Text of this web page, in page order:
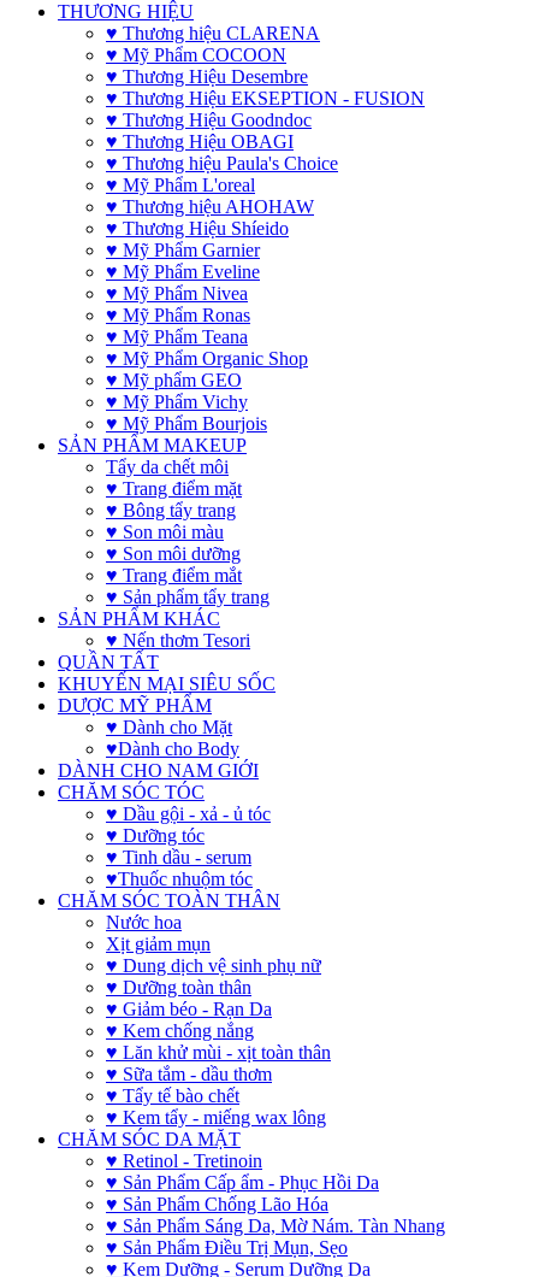
THƯƠNG HIỆU
♥ Thương hiệu CLARENA
♥ Mỹ Phẩm COCOON
♥ Thương Hiệu Desembre
♥ Thương Hiệu EKSEPTION - FUSION
♥ Thương Hiệu Goodndoc
♥ Thương Hiệu OBAGI
♥ Thương hiệu Paula's Choice
♥ Mỹ Phẩm L'oreal
♥ Thương hiệu AHOHAW
♥ Thương Hiệu Shíeido
♥ Mỹ Phẩm Garnier
♥ Mỹ Phẩm Eveline
♥ Mỹ Phẩm Nivea
♥ Mỹ Phẩm Ronas
♥ Mỹ Phẩm Teana
♥ Mỹ Phẩm Organic Shop
♥ Mỹ phẩm GEO
♥ Mỹ Phẩm Vichy
♥ Mỹ Phẩm Bourjois
SẢN PHẨM MAKEUP
Tẩy da chết môi
♥ Trang điểm mặt
♥ Bông tẩy trang
♥ Son môi màu
♥ Son môi dưỡng
♥ Trang điểm mắt
♥ Sản phẩm tẩy trang
SẢN PHẨM KHÁC
♥ Nến thơm Tesori
QUẦN TẤT
KHUYẾN MẠI SIÊU SỐC
DƯỢC MỸ PHẨM
♥ Dành cho Mặt
♥Dành cho Body
DÀNH CHO NAM GIỚI
CHĂM SÓC TÓC
♥ Dầu gội - xả - ủ tóc
♥ Dưỡng tóc
♥ Tinh dầu - serum
♥Thuốc nhuộm tóc
CHĂM SÓC TOÀN THÂN
Nước hoa
Xịt giảm mụn
♥ Dung dịch vệ sinh phụ nữ
♥ Dưỡng toàn thân
♥ Giảm béo - Rạn Da
♥ Kem chống nắng
♥ Lăn khử mùi - xịt toàn thân
♥ Sữa tắm - dầu thơm
♥ Tẩy tế bào chết
♥ Kem tẩy - miếng wax lông
CHĂM SÓC DA MẶT
♥ Retinol - Tretinoin
♥ Sản Phẩm Cấp ẩm - Phục Hồi Da
♥ Sản Phẩm Chống Lão Hóa
♥ Sản Phẩm Sáng Da, Mờ Nám. Tàn Nhang
♥ Sản Phẩm Điều Trị Mụn, Sẹo
♥ Kem Dưỡng - Serum Dưỡng Da